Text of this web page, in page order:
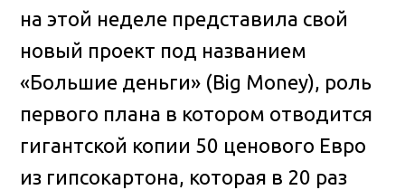
на этой неделе представила свой
новый проект под названием
«Большие деньги» (Big Money), роль
первого плана в котором отводится
гигантской копии 50 ценового Евро
из гипсокартона, которая в 20 раз